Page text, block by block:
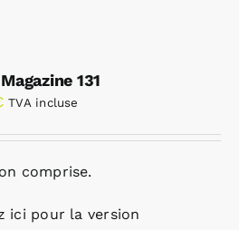
Magazine 131
TVA incluse
comprise.
ici pour la version